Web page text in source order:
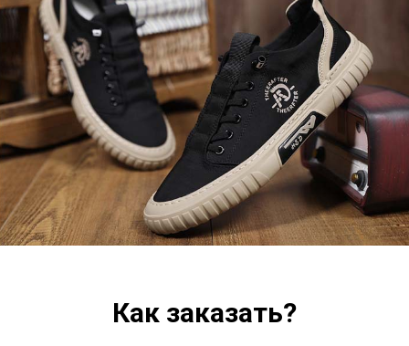
Как заказать?